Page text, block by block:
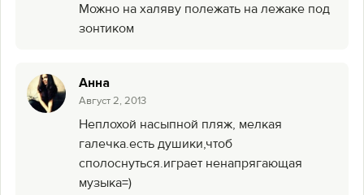
Можно на халяву полежать на лежаке под
зонтиком
Анна
Август 2, 2013
Неплохой насыпной пляж, мелкая
галечка.есть душики,чтоб
сполоснуться.играет ненапрягающая
музыка=)